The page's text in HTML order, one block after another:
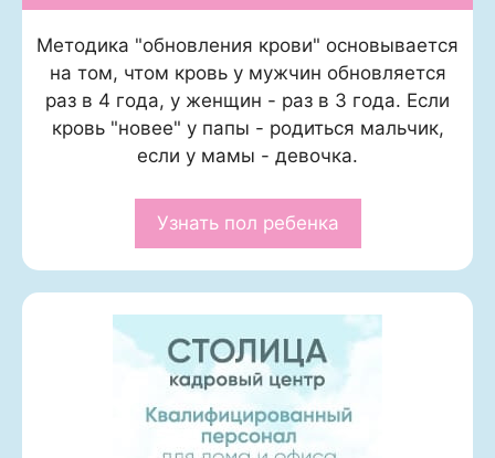
Методика "обновления крови" основывается
на том, чтом кровь у мужчин обновляется
раз в 4 года, у женщин - раз в 3 года. Если
кровь "новее" у папы - родиться мальчик,
если у мамы - девочка.
Узнать пол ребенка